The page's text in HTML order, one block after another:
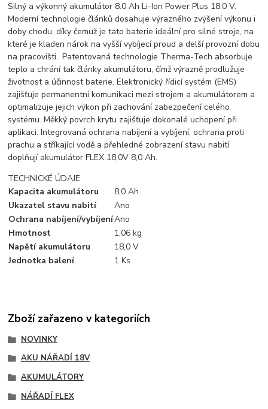
Silný a výkonný akumulátor 8.0 Ah Li-Ion Power Plus 18,0 V.
Moderní technologie článků dosahuje výrazného zvýšení výkonu i
doby chodu, díky čemuž je tato baterie ideální pro silné stroje, na
které je kladen nárok na vyšší vybíjecí proud a delší provozní dobu
na pracovišti.. Patentovaná technologie Therma-Tech absorbuje
teplo a chrání tak články akumulátoru, čímž výrazně prodlužuje
životnost a účinnost baterie. Elektronický řídicí systém (EMS)
zajišťuje permanentní komunikaci mezi strojem a akumulátorem a
optimalizuje jejich výkon při zachování zabezpečení celého
systému. Měkký povrch krytu zajišťuje dokonalé uchopení při
aplikaci. Integrovaná ochrana nabíjení a vybíjení, ochrana proti
prachu a stříkající vodě a přehledné zobrazení stavu nabití
doplňují akumulátor FLEX 18,0V 8,0 Ah.
TECHNICKÉ ÚDAJE
Kapacita akumulátoru
8,0 Ah
Ukazatel stavu nabití
Ano
Ochrana nabíjení/vybíjeníAno
Hmotnost
1,06 kg
Napětí akumulátoru
18,0 V
Jednotka balení
1 Ks
Zboží zařazeno v kategoriích
NOVINKY
AKU NÁŘADÍ 18V
AKUMULÁTORY
NÁŘADÍ FLEX